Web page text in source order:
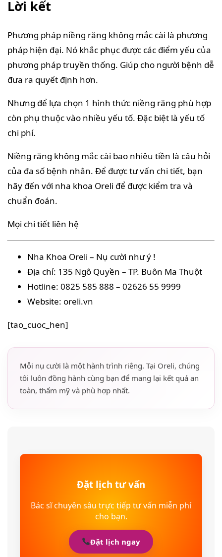
Lời kết
Phương pháp niềng răng không mắc cài là phương
pháp hiện đại. Nó khắc phục được các điểm yếu của
phương pháp truyền thống. Giúp cho người bệnh dễ
đưa ra quyết định hơn.
Nhưng để lựa chọn 1 hình thức niềng răng phù hợp
còn phụ thuộc vào nhiều yếu tố. Đặc biệt là yếu tố
chi phí.
Niềng răng không mắc cài bao nhiêu tiền là câu hỏi
của đa số bệnh nhân. Để được tư vấn chi tiết, bạn
hãy đến với nha khoa Oreli để được kiểm tra và
chuẩn đoán.
Mọi chi tiết liên hệ
Nha Khoa Oreli – Nụ cười như ý !
Địa chỉ: 135 Ngô Quyền – TP. Buôn Ma Thuột
Hotline: 0825 585 888 – 02626 55 9999
Website: oreli.vn
[tao_cuoc_hen]
Mỗi nụ cười là một hành trình riêng. Tại Oreli, chúng
tôi luôn đồng hành cùng bạn để mang lại kết quả an
toàn, thẩm mỹ và phù hợp nhất.
Đặt lịch tư vấn
Bác sĩ chuyên sâu trực tiếp tư vấn miễn phí
cho bạn.
Đặt lịch ngay